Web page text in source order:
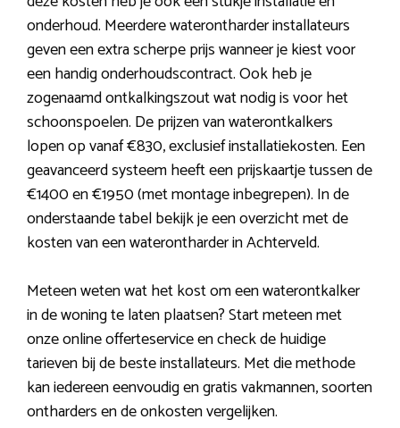
onderhoud. Meerdere waterontharder installateurs
geven een extra scherpe prijs wanneer je kiest voor
een handig onderhoudscontract. Ook heb je
zogenaamd ontkalkingszout wat nodig is voor het
schoonspoelen. De prijzen van waterontkalkers
lopen op vanaf €830, exclusief installatiekosten. Een
geavanceerd systeem heeft een prijskaartje tussen de
€1400 en €1950 (met montage inbegrepen). In de
onderstaande tabel bekijk je een overzicht met de
kosten van een waterontharder in Achterveld.
Meteen weten wat het kost om een waterontkalker
in de woning te laten plaatsen? Start meteen met
onze online offerteservice en check de huidige
tarieven bij de beste installateurs. Met die methode
kan iedereen eenvoudig en gratis vakmannen, soorten
ontharders en de onkosten vergelijken.